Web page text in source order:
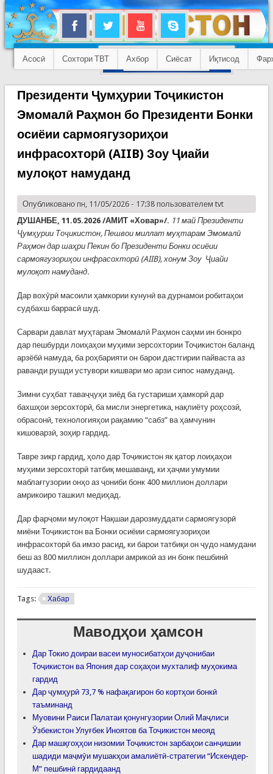
Асосӣ Сохтори ТВТ Ахбор Сиёсат Иқтисод
Президенти Ҷумҳурии Тоҷикистон
Эмомалӣ Раҳмон бо Президенти Бонки
осиёии сармоягузориҳои
инфрасохторӣ (AIIB) Зоу Ҷиайи
мулоқот намуданд
Опубликовано пн, 11/05/2026 - 17:38 пользователем tvt
ДУШАНБЕ, 11.05.2026 /АМИТ «Ховар»/. 11 май Президенти
Ҷумҳурии Тоҷикистон, Пешвои миллат муҳтарам Эмомалӣ
Раҳмон дар шаҳри Пекин бо Президенти Бонки осиёии
сармоягузориҳои инфрасохторӣ (AIIB), хонум Зоу Ҷиайи
мулоқот намуданд.
Дар вохӯрӣ масоили ҳамкории кунунӣ ва дурнамои робитаҳои
судбахш баррасӣ шуд.
Сарвари давлат муҳтарам Эмомалӣ Раҳмон саҳми ин бонкро
дар пешбурди лоиҳаҳои муҳими зерсохтории Тоҷикистон баланд
арзёбӣ намуда, ба роҳбарияти он барои дастгирии пайваста аз
раванди рушди устувори кишвари мо арзи сипос намуданд.
Зимни суҳбат таваҷҷуҳи зиёд ба густариши ҳамкорӣ дар
бахшҳои зерсохторӣ, ба мисли энергетика, нақлиёту роҳсозӣ,
обрасонӣ, технологияҳои рақамию “сабз” ва ҳамчунин
кишоварзӣ, зоҳир гардид.
Тавре зикр гардид, ҳоло дар Тоҷикистон як қатор лоиҳаҳои
муҳими зерсохторӣ татбиқ мешаванд, ки ҳаҷми умумии
маблағгузории онҳо аз ҷониби бонк 400 миллион доллари
амрикоиро ташкил медиҳад.
Дар фарҷоми мулоқот Нақшаи дарозмуддати сармоягузорӣ
миёни Тоҷикистон ва Бонки осиёии сармоягузориҳои
инфрасохторӣ ба имзо расид, ки барои татбиқи он ҷудо намудани
беш аз 800 миллион доллари амрикоӣ аз ин бонк пешбинӣ
шудааст.
Tags: Хабар
Маводҳои ҳамсон
Дар Токио доираи васеи муносибатҳои дуҷонибаи
Тоҷикистон ва Япония дар соҳаҳои мухталиф муҳокима
гардид
Дар ҷумҳурӣ 73,7 % нафақагирон бо кортҳои бонкӣ
таъминанд
Муовини Раиси Палатаи қонунгузории Олий Маҷлиси
Ӯзбекистон Улуғбек Иноятов ба Тоҷикистон меояд
Дар машқгоҳҳои низомии Тоҷикистон зарбаҳои санҷишии
шадиди маҷмӯи мушакҳои амалиётӣ-стратегии “Искендер-
М” пешбинӣ гардидаанд